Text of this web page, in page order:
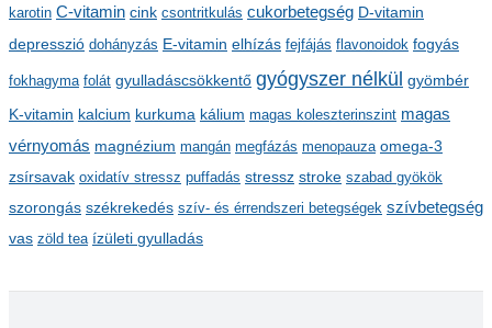
v
u
m
karotin C-vitamin cink csontritkulás cukorbetegség D-vitamin
depresszió dohányzás E-vitamin elhízás fejfájás flavonoidok fogyás
fokhagyma folát gyulladáscsökkentő gyógyszer nélkül gyömbér
K-vitamin kalcium kurkuma kálium magas koleszterinszint magas
vérnyomás magnézium mangán megfázás menopauza omega-3
zsírsavak oxidatív stressz puffadás stressz stroke szabad gyökök
szorongás székrekedés szív- és érrendszeri betegségek szívbetegség
vas zöld tea ízületi gyulladás